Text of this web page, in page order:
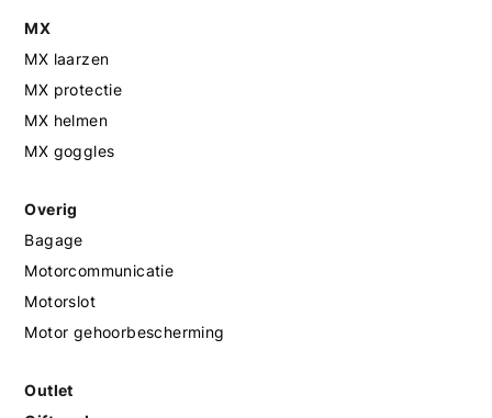
MX
MX laarzen
MX protectie
MX helmen
MX goggles
Overig
Bagage
Motorcommunicatie
Motorslot
Motor gehoorbescherming
Outlet